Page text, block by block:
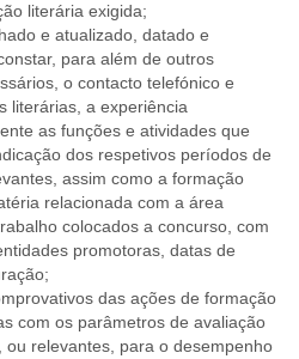
literária exigida;
e atualizado, datado e
para além de outros
o contacto telefónico e
literárias, a experiência
as funções e atividades que
dos respetivos períodos de
assim como a formação
relacionada com a área
colocados a concurso, com
promotoras, datas de
das ações de formação
com os parâmetros de avaliação
relevantes, para o desempenho